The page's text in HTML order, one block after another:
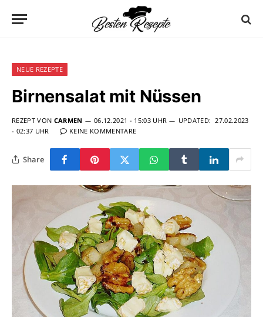
NEUE REZEPTE
Birnensalat mit Nüssen
REZEPT VON CARMEN 06.12.2021 - 15:03 UHR UPDATED: 27.02.2023
- 02:37 UHR
KEINE KOMMENTARE
Share